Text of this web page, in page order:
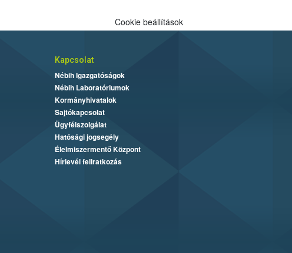
Cookie beállítások
Kapcsolat
Nébih Igazgatóságok
Nébih Laboratóriumok
Kormányhivatalok
Sajtókapcsolat
Ügyfélszolgálat
Hatósági jogsegély
Élelmiszermentő Központ
Hírlevél feliratkozás